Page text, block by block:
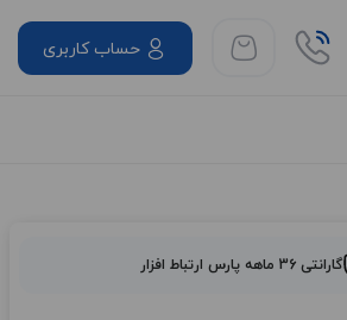
حساب کاربری
گارانتی 36 ماهه پارس ارتباط افزار